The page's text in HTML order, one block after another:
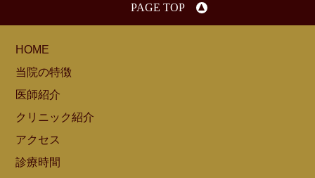
PAGE TOP
HOME
当院の特徴
医師紹介
クリニック紹介
アクセス
診療時間